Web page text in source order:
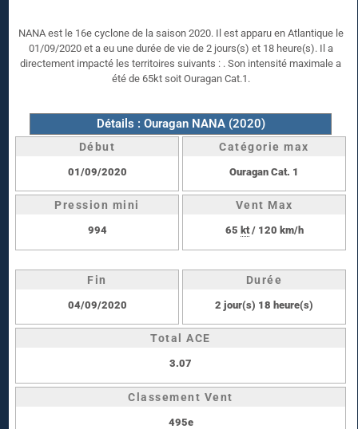
NANA est le 16e cyclone de la saison 2020. Il est apparu en Atlantique le
01/09/2020 et a eu une durée de vie de 2 jours(s) et 18 heure(s). Il a
directement impacté les territoires suivants : . Son intensité maximale a
été de 65kt soit Ouragan Cat.1.
Détails : Ouragan NANA (2020)
Début
01/09/2020
Catégorie max
Ouragan Cat. 1
Pression mini
994
Vent Max
65 kt/ 120 km/h
Fin
04/09/2020
Durée
2 jour(s) 18 heure(s)
Total ACE
3.07
Classement Vent
495e